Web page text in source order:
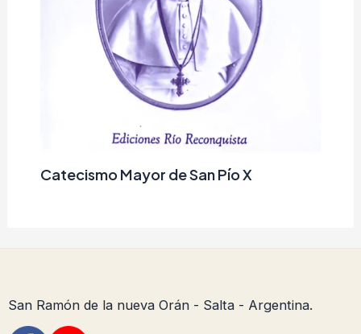
Catecismo Mayor de San Pío X
San Ramón de la nueva Orán - Salta - Argentina.